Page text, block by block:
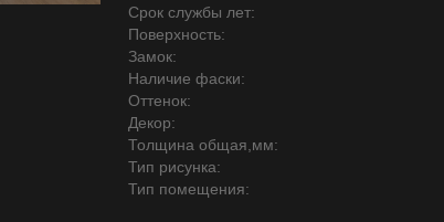
Срок службы лет:
Поверхность:
Замок:
Наличие фаски:
Оттенок:
Декор:
Толщина общая,мм:
Тип рисунка:
Тип помещения: